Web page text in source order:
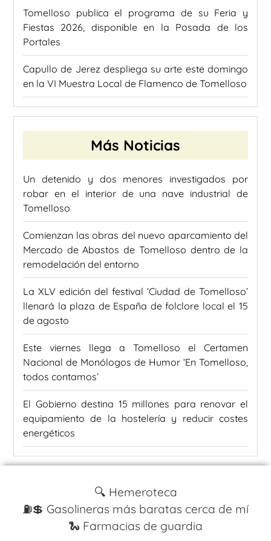
Tomelloso publica el programa de su Feria y
Fiestas 2026, disponible en la Posada de los
Portales
Capullo de Jerez despliega su arte este domingo
en la VI Muestra Local de Flamenco de Tomelloso
Más Noticias
Un detenido y dos menores investigados por
robar en el interior de una nave industrial de
Tomelloso
Comienzan las obras del nuevo aparcamiento del
Mercado de Abastos de Tomelloso dentro de la
remodelación del entorno
La XLV edición del festival ‘Ciudad de Tomelloso’
llenará la plaza de España de folclore local el 15
de agosto
Este viernes llega a Tomelloso el Certamen
Nacional de Monólogos de Humor ‘En Tomelloso,
todos contamos’
El Gobierno destina 15 millones para renovar el
equipamiento de la hostelería y reducir costes
energéticos
🔍 Hemeroteca
⛽️💲 Gasolineras más baratas cerca de mí
🐍 Farmacias de guardia